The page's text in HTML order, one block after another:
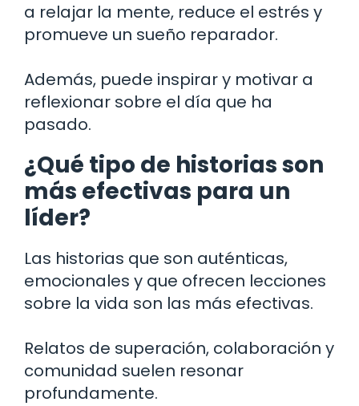
a relajar la mente, reduce el estrés y
promueve un sueño reparador.
Además, puede inspirar y motivar a
reflexionar sobre el día que ha
pasado.
¿Qué tipo de historias son
más efectivas para un
líder?
Las historias que son auténticas,
emocionales y que ofrecen lecciones
sobre la vida son las más efectivas.
Relatos de superación, colaboración y
comunidad suelen resonar
profundamente.